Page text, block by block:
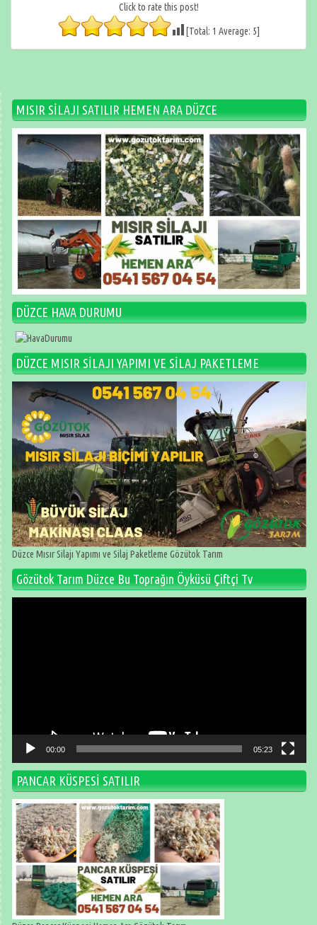
Click to rate this post!
[Total: 1 Average: 5]
MISIR SİLAJI SATILIR HEMEN ARA DÜZCE
DÜZCE HAVA DURUMU
DÜZCE MISIR SİLAJI YAPIMI VE SİLAJ PAKETLEME
Düzce Mısır Silajı Yapımı ve Silaj Paketleme Gözütok Tarım
Gözütok Tarım Düzce Bu Toprağın Öyküsü Çiftçi Tv
00:00 05:23
PANCAR KÜSPESİ SATILIR